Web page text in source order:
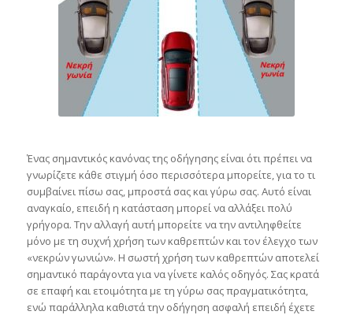
Ένας σημαντικός κανόνας της οδήγησης είναι ότι πρέπει να
γνωρίζετε κάθε στιγμή όσο περισσότερα μπορείτε, για το τι
συμβαίνει πίσω σας, μπροστά σας και γύρω σας. Αυτό είναι
αναγκαίο, επειδή η κατάσταση μπορεί να αλλάξει πολύ
γρήγορα. Την αλλαγή αυτή μπορείτε να την αντιληφθείτε
μόνο με τη συχνή χρήση των καθρεπτών και τον έλεγχο των
«νεκρών γωνιών». Η σωστή χρήση των καθρεπτών αποτελεί
σημαντικό παράγοντα για να γίνετε καλός οδηγός. Σας κρατά
σε επαφή και ετοιμότητα με τη γύρω σας πραγματικότητα,
ενώ παράλληλα καθιστά την οδήγηση ασφαλή επειδή έχετε